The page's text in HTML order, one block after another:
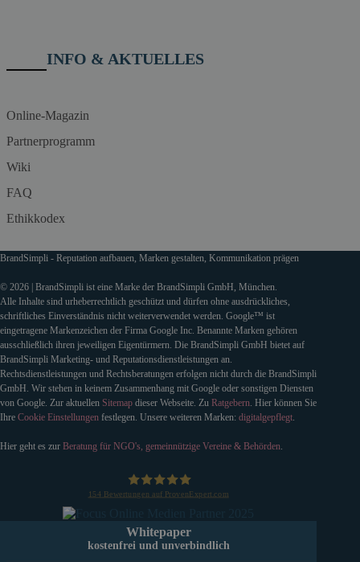
INFO & AKTUELLES
Online-Magazin
Partnerprogramm
Wiki
FAQ
Ethikkodex
BrandSimpli - Reputation aufbauen, Marken gestalten, Kommunikation prägen
© 2026 | BrandSimpli ist eine Marke der BrandSimpli GmbH, München.
Alle Inhalte sind urheberrechtlich geschützt und dürfen ohne ausdrückliches,
schriftliches Einverständnis nicht weiterverwendet werden. Google™ ist
eingetragene Markenzeichen der Firma Google Inc. Benannte Marken gehören
ausschließlich ihren jeweiligen Eigentürmern. Die BrandSimpli GmbH bietet auf
BrandSimpli Marketing- und Reputationsdienstleistungen an.
Rechtsdienstleistungen und Rechtsberatungen erfolgen nicht durch die BrandSimpli
GmbH. Wir stehen in keinem Zusammenhang mit Google oder sonstigen Diensten
von Google. Zur aktuellen Sitemap dieser Webseite. Zu Ratgebern. Hier können Sie
Ihre Cookie Einstellungen festlegen. Unsere weiteren Marken: digitalgepflegt.
Hier geht es zur Beratung für NGO's, gemeinnützige Vereine & Behörden.
154 Bewertungen auf ProvenExpert.com
Whitepaper
kostenfrei und unverbindlich